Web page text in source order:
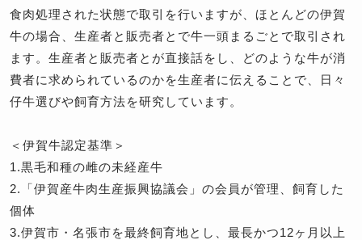
食肉処理された状態で取引を行いますが、ほとんどの伊賀
牛の場合、生産者と販売者とで牛一頭まるごとで取引され
ます。生産者と販売者とが直接話をし、どのような牛が消
費者に求められているのかを生産者に伝えることで、日々
仔牛選びや飼育方法を研究しています。
＜伊賀牛認定基準＞
1.黒毛和種の雌の未経産牛
2.「伊賀産牛肉生産振興協議会」の会員が管理、飼育した
個体
3.伊賀市・名張市を最終飼育地とし、最長かつ12ヶ月以上